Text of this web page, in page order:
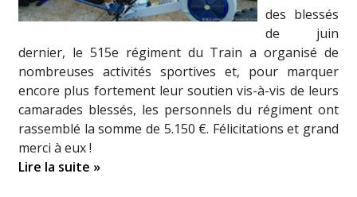
des blessés
de juin
dernier, le 515e régiment du Train a organisé de
nombreuses activités sportives et, pour marquer
encore plus fortement leur soutien vis-à-vis de leurs
camarades blessés, les personnels du régiment ont
rassemblé la somme de 5.150 €. Félicitations et grand
merci à eux !
Lire la suite »